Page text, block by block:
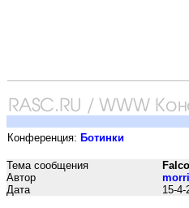
Конференция: Ботинки
Тема сообщения
Автор
Дата
15-4-